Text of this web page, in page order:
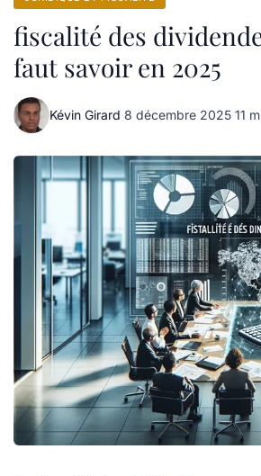
fiscalité des
faut savoir en 2025
Kévin Girard·8 décembre 2025·11